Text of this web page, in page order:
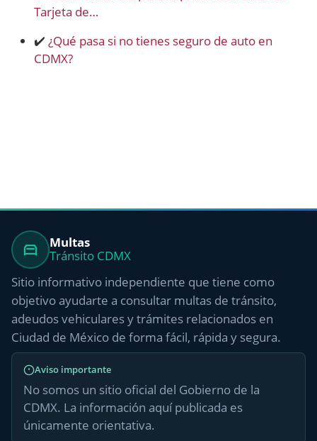
Tarjeta de…
✔️ ¿Qué pasa si no tienes seguro de auto en
CDMX?
Multas
Tránsito CDMX
Sitio informativo independiente que tiene como
objetivo ayudarte a consultar multas de tránsito,
adeudos vehiculares y trámites relacionados en
Ciudad de México de forma fácil, rápida y segura.
Aviso importante
No somos un sitio oficial del Gobierno de la
CDMX. La información aquí publicada es
únicamente orientativa.